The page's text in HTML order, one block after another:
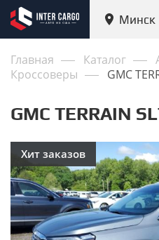
Минск
Главная Каталог
Кроссоверы
GMC
GMC TERRAIN
Хит заказов